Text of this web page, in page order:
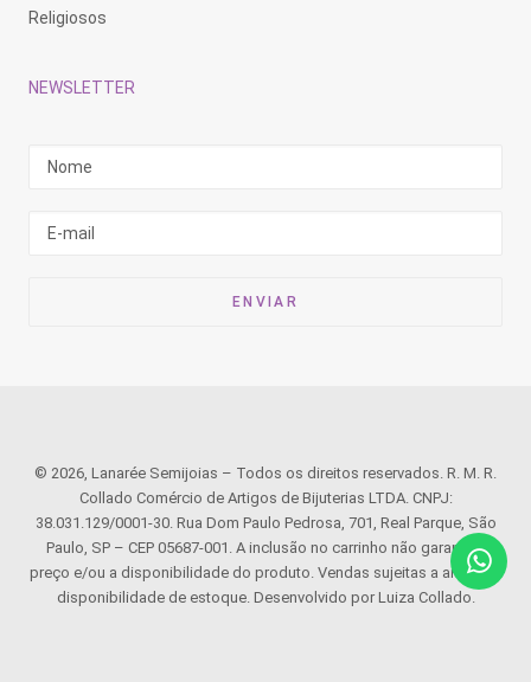
Religiosos
NEWSLETTER
© 2026, Lanarée Semijoias – Todos os direitos reservados. R. M. R.
Collado Comércio de Artigos de Bijuterias LTDA. CNPJ:
38.031.129/0001-30. Rua Dom Paulo Pedrosa, 701, Real Parque, São
Paulo, SP – CEP 05687-001. A inclusão no carrinho não garante o
preço e/ou a disponibilidade do produto. Vendas sujeitas a análise e
disponibilidade de estoque. Desenvolvido por Luiza Collado.